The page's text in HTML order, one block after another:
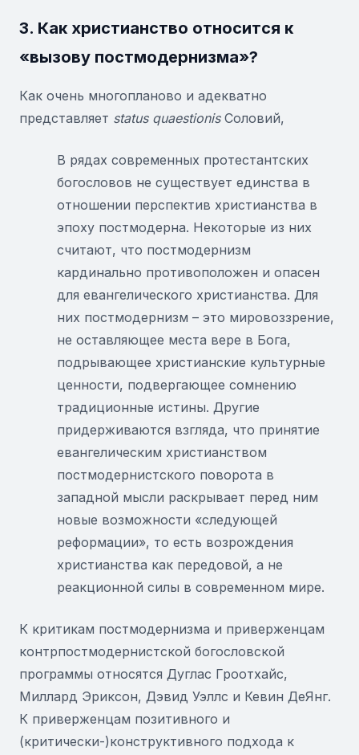
3. Как христианство относится к
«вызову постмодернизма»?
Как очень многопланово и адекватно
представляет statusquaestionisСоловий,
В рядах современных протестантских
богословов не существует единства в
отношении перспектив христианства в
эпоху постмодерна. Некоторые из них
считают, что постмодернизм
кардинально противоположен и опасен
для евангелического христианства. Для
них постмодернизм – это мировоззрение,
не оставляющее места вере в Бога,
подрывающее христианские культурные
ценности, подвергающее сомнению
традиционные истины. Другие
придерживаются взгляда, что принятие
евангелическим христианством
постмодернистского поворота в
западной мысли раскрывает перед ним
новые возможности «следующей
реформации», то есть возрождения
христианства как передовой, а не
реакционной силы в современном мире.
К критикам постмодернизма и приверженцам
контрпостмодернистской богословской
программы относятся Дуглас Гроотхайс,
Миллард Эриксон, Дэвид Уэллс и Кевин ДеЯнг.
К приверженцам позитивного и
(критически-)конструктивного подхода к